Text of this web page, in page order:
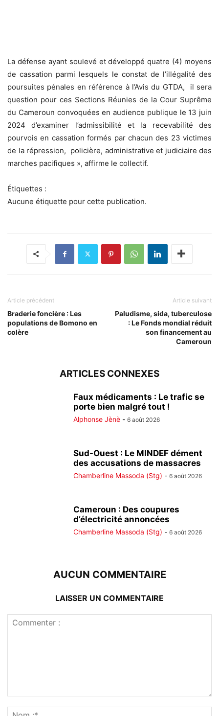
La défense ayant soulevé et développé quatre (4) moyens
de cassation parmi lesquels le constat de l’illégalité des
poursuites pénales en référence à l’Avis du GTDA, il sera
question pour ces Sections Réunies de la Cour Suprême
du Cameroun convoquées en audience publique le 13 juin
2024 d’examiner l’admissibilité et la recevabilité des
pourvois en cassation formés par chacun des 23 victimes
de la répression, policière, administrative et judiciaire des
marches pacifiques », affirme le collectif.
Étiquettes :
Aucune étiquette pour cette publication.
Article précédent
Braderie foncière : Les
populations de Bomono en
colère
Article suivant
Paludisme, sida, tuberculose
: Le Fonds mondial réduit
son financement au
Cameroun
ARTICLES CONNEXES
Faux médicaments : Le trafic se
porte bien malgré tout !
Alphonse Jènè - 6 août 2026
Sud-Ouest : Le MINDEF dément
des accusations de massacres
Chamberline Massoda (Stg) - 6 août 2026
Cameroun : Des coupures
d’électricité annoncées
Chamberline Massoda (Stg) - 6 août 2026
AUCUN COMMENTAIRE
LAISSER UN COMMENTAIRE